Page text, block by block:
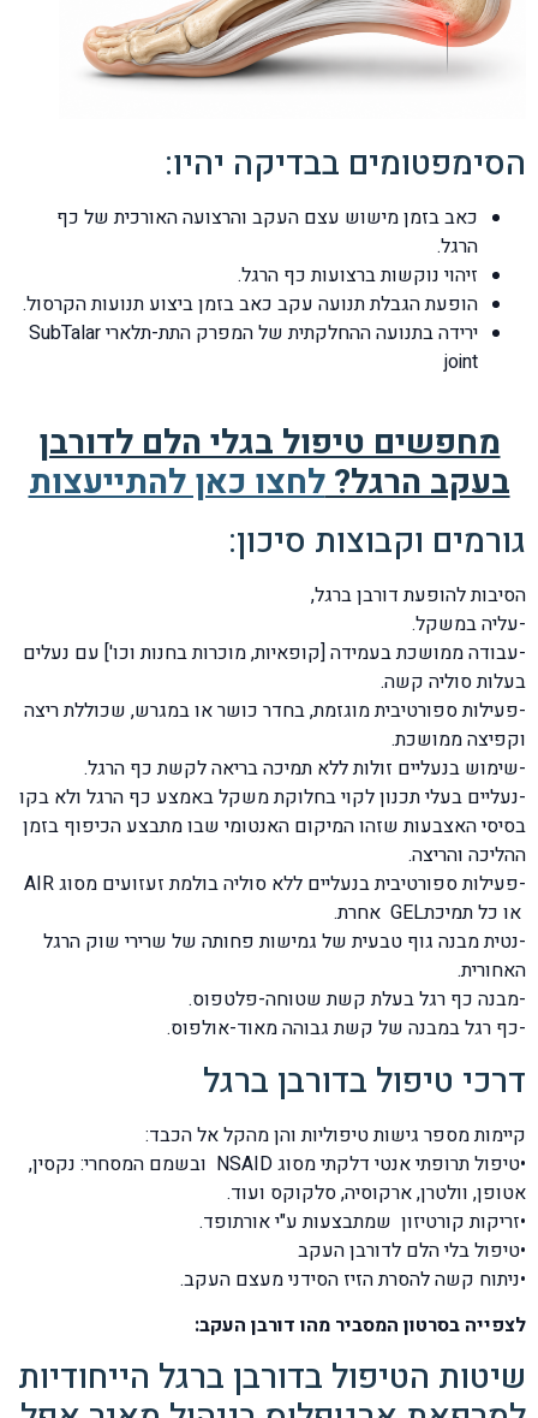
הסימפטומים בבדיקה יהיו:
כאב בזמן מישוש עצם העקב והרצועה האורכית של כף
הרגל.
זיהוי נוקשות ברצועות כף הרגל.
הופעת הגבלת תנועה עקב כאב בזמן ביצוע תנועות הקרסול.
ירידה בתנועה ההחלקתית של המפרק התת-תלארי SubTalar
joint
מחפשים טיפול בגלי הלם לדורבן
בעקב הרגל?לחצו כאן להתייעצות
גורמים וקבוצות סיכון:
הסיבות להופעת דורבן ברגל,
-עליה במשקל.
-עבודה ממושכת בעמידה [קופאיות, מוכרות בחנות וכו'] עם נעלים
בעלות סוליה קשה.
-פעילות ספורטיבית מוגזמת, בחדר כושר או במגרש, שכוללת ריצה
וקפיצה ממושכת.
-שימוש בנעליים זולות ללא תמיכה בריאה לקשת כף הרגל.
-נעליים בעלי תכנון לקוי בחלוקת משקל באמצע כף הרגל ולא בקו
בסיסי האצבעות שזהו המיקום האנטומי שבו מתבצע הכיפוף בזמן
ההליכה והריצה.
-פעילות ספורטיבית בנעליים ללא סוליה בולמת זעזועים מסוג AIR
או כל תמיכתGEL אחרת.
-נטית מבנה גוף טבעית של גמישות פחותה של שרירי שוק הרגל
האחורית.
-מבנה כף רגל בעלת קשת שטוחה-פלטפוס.
-כף רגל במבנה של קשת גבוהה מאוד-אולפוס.
דרכי טיפול בדורבן ברגל
קיימות מספר גישות טיפוליות והן מהקל אל הכבד:
•טיפול תרופתי אנטי דלקתי מסוג NSAID ובשמם המסחרי: נקסין,
אטופן, וולטרן, ארקוסיה, סלקוקס ועוד.
•זריקות קורטיזון שמתבצעות ע"י אורתופד.
•טיפול בלי הלם לדורבן העקב
•ניתוח קשה להסרת הזיז הסידני מעצם העקב.
לצפייה בסרטון המסביר מהו דורבן העקב:
שיטות הטיפול בדורבן ברגל הייחודיות